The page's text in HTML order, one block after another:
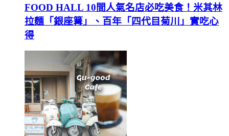
FOOD HALL 10間人氣名店必吃美食！米其林
拉麵「銀座篝」、百年「四代目菊川」實吃心
得